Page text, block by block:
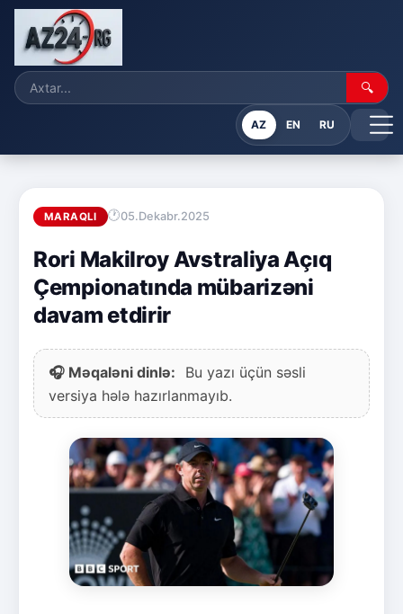
🔍
AZ EN RU
MARAQLI 05.Dekabr.2025
Rori Makilroy Avstraliya Açıq
Çempionatında mübarizəni
davam etdirir
🎧 Məqaləni dinlə:
Bu yazı üçün səsli
versiya hələ hazırlanmayıb.